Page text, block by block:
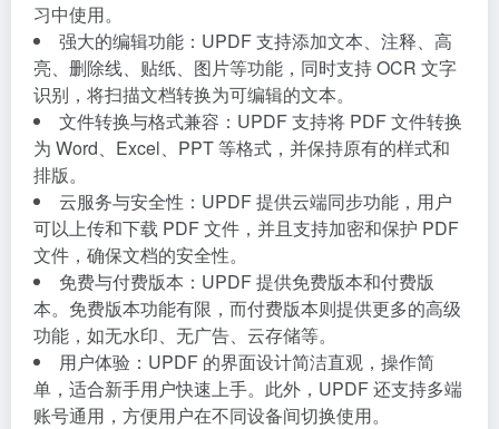
习中使用。
强大的编辑功能：UPDF 支持添加文本、注释、高
亮、删除线、贴纸、图片等功能，同时支持 OCR 文字
识别，将扫描文档转换为可编辑的文本。
文件转换与格式兼容：UPDF 支持将 PDF 文件转换
为 Word、Excel、PPT 等格式，并保持原有的样式和
排版。
云服务与安全性：UPDF 提供云端同步功能，用户
可以上传和下载 PDF 文件，并且支持加密和保护 PDF
文件，确保文档的安全性。
免费与付费版本：UPDF 提供免费版本和付费版
本。免费版本功能有限，而付费版本则提供更多的高级
功能，如无水印、无广告、云存储等。
用户体验：UPDF 的界面设计简洁直观，操作简
单，适合新手用户快速上手。此外，UPDF 还支持多端
账号通用，方便用户在不同设备间切换使用。